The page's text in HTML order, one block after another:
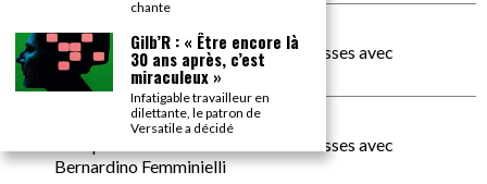
La Patrie
On a parlé Dolce Vita et lutte des classes avec
Bernardino Femminielli
carte noire negra à l'o tiededans
On a parlé Dolce Vita et lutte des classes avec
Bernardino Femminielli
chante
Gilb’R : « Être encore là
30 ans après, c’est
miraculeux »
Infatigable travailleur en
dilettante, le patron de
Versatile a décidé